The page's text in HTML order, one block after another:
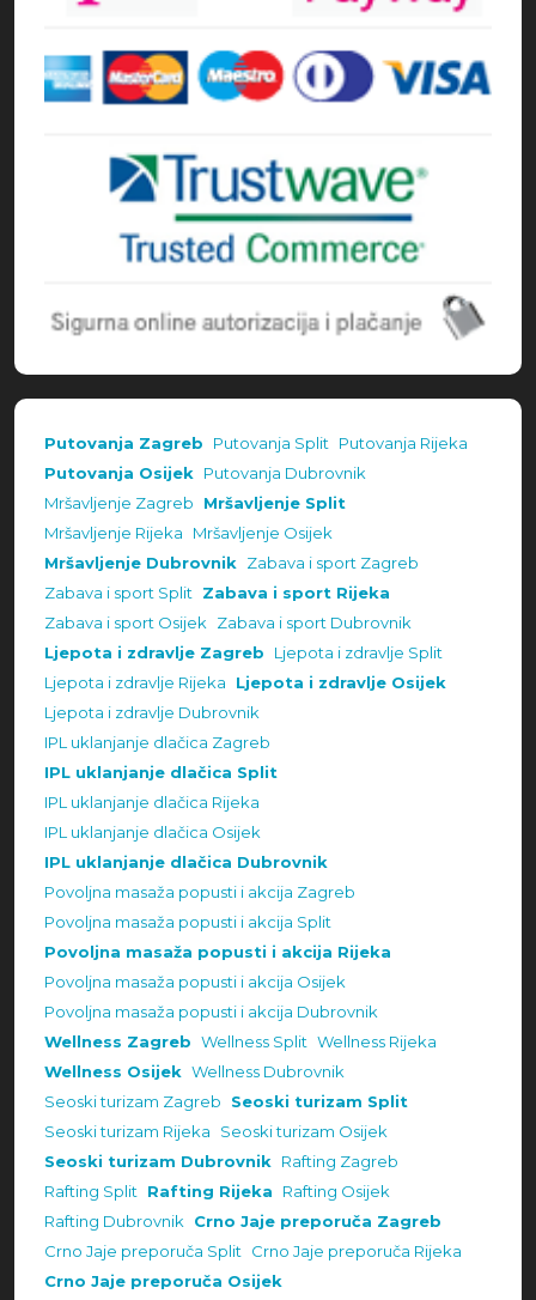
Putovanja Zagreb Putovanja Split Putovanja Rijeka
Putovanja Osijek Putovanja Dubrovnik
Mršavljenje Zagreb
Mršavljenje Split
Mršavljenje Rijeka
Mršavljenje Osijek
Mršavljenje Dubrovnik Zabava i sport Zagreb
Zabava i sport Split Zabava i sport Rijeka
Zabava i sport Osijek Zabava i sport Dubrovnik
Ljepota i zdravlje Zagreb
Ljepota i zdravlje Split
Ljepota i zdravlje Rijeka
Ljepota i zdravlje Osijek
Ljepota i zdravlje Dubrovnik
IPL uklanjanje dlačica Zagreb
IPL uklanjanje dlačica Split
IPL uklanjanje dlačica Rijeka
IPL uklanjanje dlačica Osijek
IPL uklanjanje dlačica Dubrovnik
Povoljna masaža popusti i akcija Zagreb
Povoljna masaža popusti i akcija Split
Povoljna masaža popusti i akcija Rijeka
Povoljna masaža popusti i akcija Osijek
Povoljna masaža popusti i akcija Dubrovnik
Wellness Zagreb Wellness Split Wellness Rijeka
Wellness Osijek Wellness Dubrovnik
Seoski turizam Zagreb
Seoski turizam Split
Seoski turizam Rijeka
Seoski turizam Osijek
Seoski turizam Dubrovnik Rafting Zagreb
Rafting Split Rafting Rijeka
Rafting Osijek
Rafting Dubrovnik Crno Jaje preporuča Zagreb
Crno Jaje preporuča Split Crno Jaje preporuča Rijeka
Crno Jaje preporuča Osijek